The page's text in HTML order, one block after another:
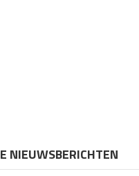
NIEUWSBERICHTEN